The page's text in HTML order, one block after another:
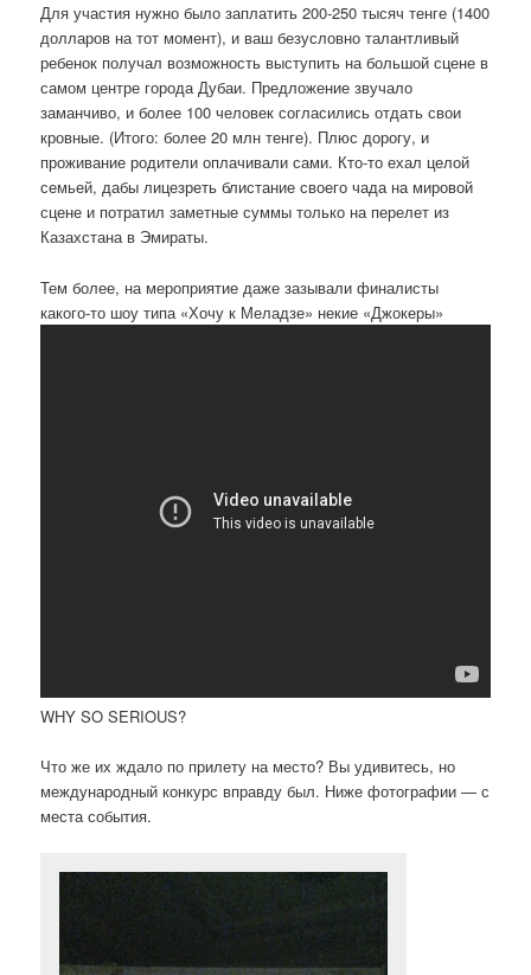
Для участия нужно было заплатить 200-250 тысяч тенге (1400
долларов на тот момент), и ваш безусловно талантливый
ребенок получал возможность выступить на большой сцене в
самом центре города Дубаи. Предложение звучало
заманчиво, и более 100 человек согласились отдать свои
кровные. (Итого: более 20 млн тенге). Плюс дорогу, и
проживание родители оплачивали сами. Кто-то ехал целой
семьей, дабы лицезреть блистание своего чада на мировой
сцене и потратил заметные суммы только на перелет из
Казахстана в Эмираты.
Тем более, на мероприятие даже зазывали финалисты
какого-то шоу типа «Хочу к Меладзе» некие «Джокеры»
WHY SO SERIOUS?
Что же их ждало по прилету на место? Вы удивитесь, но
международный конкурс вправду был. Ниже фотографии — с
места события.